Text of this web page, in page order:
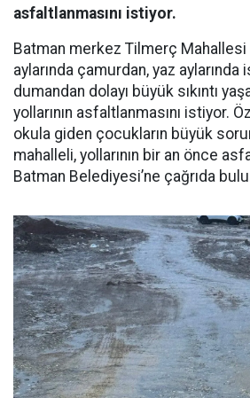
asfaltlanmasını istiyor.
Batman merkez Tilmerç Mahallesi
aylarında çamurdan, yaz aylarında
dumandan dolayı büyük sıkıntı
yollarının asfaltlanmasını istiyor.
okula giden çocukların büyük
mahalleli, yollarının bir an önce
Batman Belediyesi’ne çağrıda